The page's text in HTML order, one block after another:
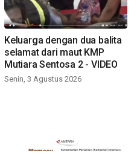
Keluarga dengan dua balita
selamat dari maut KMP
Mutiara Sentosa 2 - VIDEO
Senin, 3 Agustus 2026